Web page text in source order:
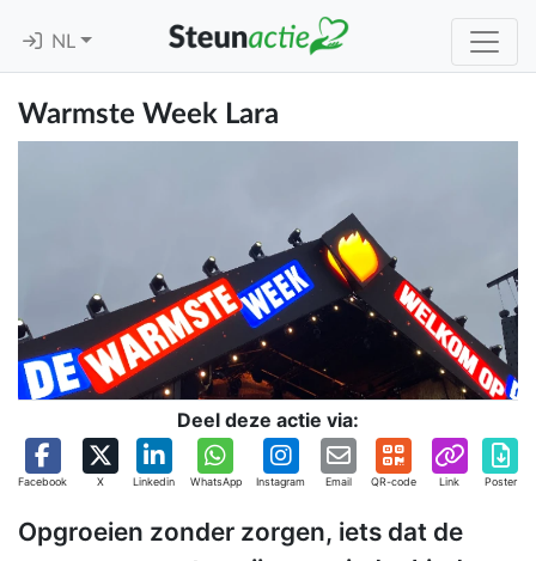
NL
Warmste Week Lara
Deel deze actie via:
Facebook X Linkedin WhatsApp Instagram Email QR-code Link Poster
Opgroeien zonder zorgen, iets dat de